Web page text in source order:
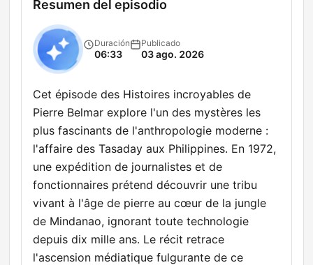
Resumen del episodio
Duración
06:33
Publicado
03 ago. 2026
Cet épisode des Histoires incroyables de
Pierre Belmar explore l'un des mystères les
plus fascinants de l'anthropologie moderne :
l'affaire des Tasaday aux Philippines. En 1972,
une expédition de journalistes et de
fonctionnaires prétend découvrir une tribu
vivant à l'âge de pierre au cœur de la jungle
de Mindanao, ignorant toute technologie
depuis dix mille ans. Le récit retrace
l'ascension médiatique fulgurante de ce